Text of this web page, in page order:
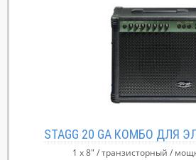
STAGG 20 GA КОМБО ДЛЯ
1 x 8" транзисторный